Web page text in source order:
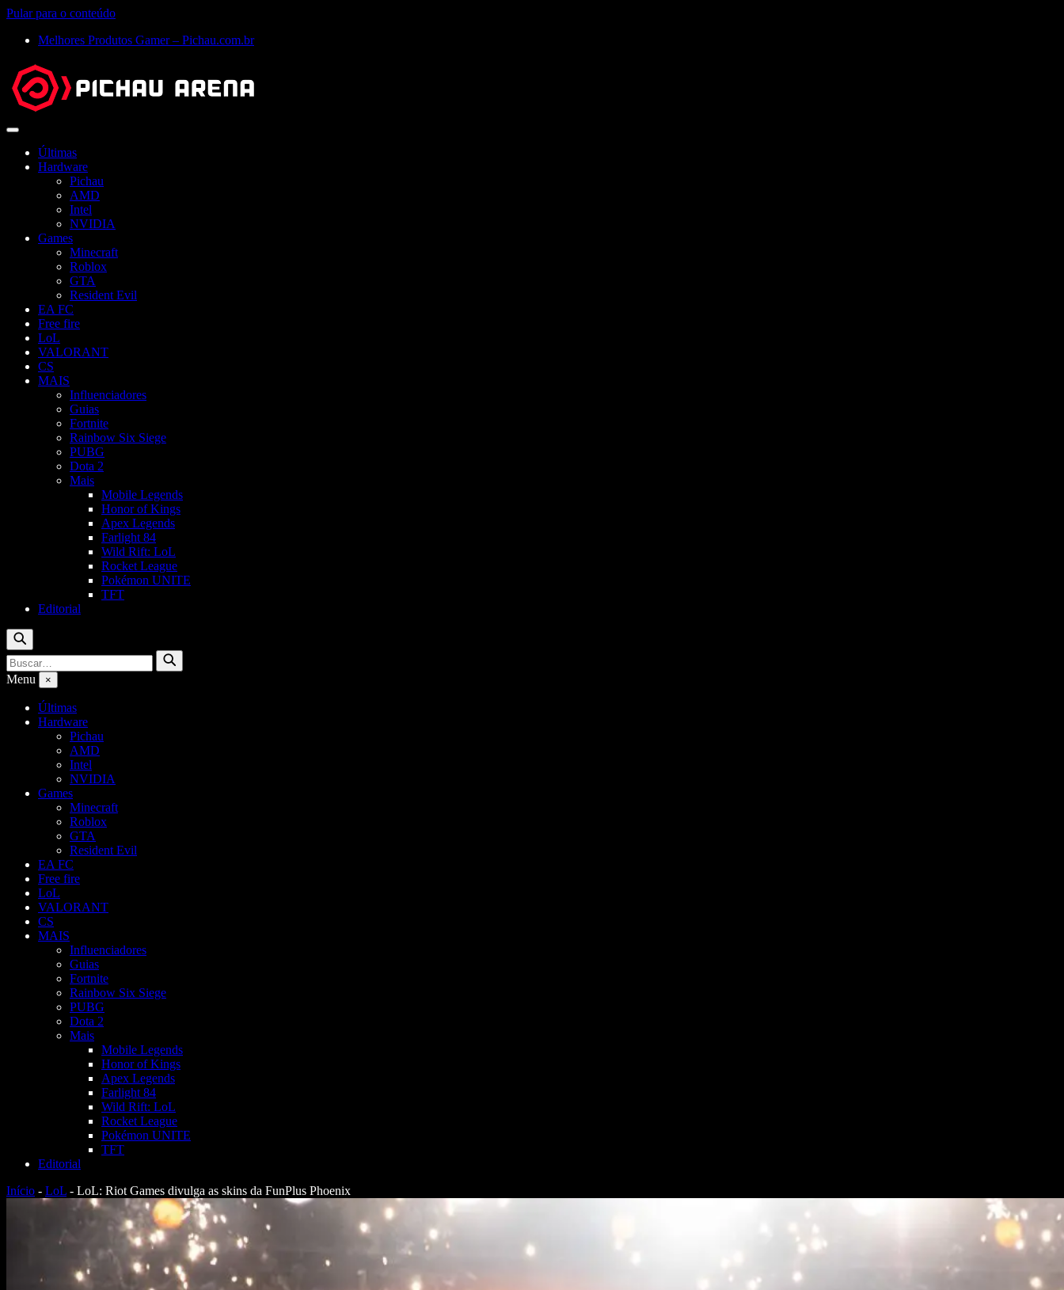
Pular para o conteúdo
Melhores Produtos Gamer – Pichau.com.br
Abrir
Últimas
Hardware
Pichau
AMD
Intel
NVIDIA
Games
Minecraft
Roblox
GTA
Resident Evil
EA FC
Free fire
LoL
VALORANT
CS
MAIS
Influenciadores
Guias
Fortnite
Rainbow Six Siege
PUBG
Dota 2
Mais
Mobile Legends
Honor of Kings
Apex Legends
Farlight 84
Wild Rift: LoL
Rocket League
Pokémon UNITE
TFT
Editorial
Buscar
Buscar
por:
Buscar
Menu ×
Últimas
Hardware
Pichau
AMD
Intel
NVIDIA
Games
Minecraft
Roblox
GTA
Resident Evil
EA FC
Free fire
LoL
VALORANT
CS
MAIS
Influenciadores
Guias
Fortnite
Rainbow Six Siege
PUBG
Dota 2
Mais
Mobile Legends
Honor of Kings
Apex Legends
Farlight 84
Wild Rift: LoL
Rocket League
Pokémon UNITE
TFT
Editorial
Início - LoL - LoL: Riot Games divulga as skins da FunPlus Phoenix